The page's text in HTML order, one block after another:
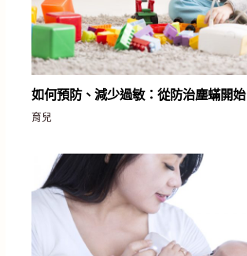
如何預防、減少過敏：從防治塵蟎開
育兒